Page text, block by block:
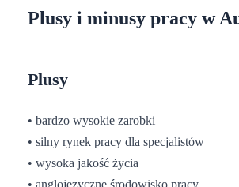
Plusy i minusy pracy w
Plusy
• bardzo wysokie zarobki
• silny rynek pracy dla specjalistów
• wysoka jakość życia
• anglojęzyczne środowisko pracy